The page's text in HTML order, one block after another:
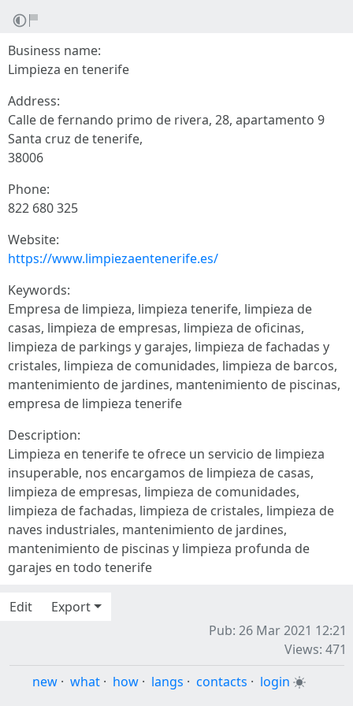
Business name:
Limpieza en tenerife
Address:
Calle de fernando primo de rivera, 28, apartamento 9
Santa cruz de tenerife,
38006
Phone:
822 680 325
Website:
https://www.limpiezaentenerife.es/
Keywords:
Empresa de limpieza, limpieza tenerife, limpieza de
casas, limpieza de empresas, limpieza de oficinas,
limpieza de parkings y garajes, limpieza de fachadas y
cristales, limpieza de comunidades, limpieza de barcos,
mantenimiento de jardines, mantenimiento de piscinas,
empresa de limpieza tenerife
Description:
Limpieza en tenerife te ofrece un servicio de limpieza
insuperable, nos encargamos de limpieza de casas,
limpieza de empresas, limpieza de comunidades,
limpieza de fachadas, limpieza de cristales, limpieza de
naves industriales, mantenimiento de jardines,
mantenimiento de piscinas y limpieza profunda de
garajes en todo tenerife
Edit
Export
Pub: 26 Mar 2021 12:21
Views: 471
new · what · how · langs · contacts · login